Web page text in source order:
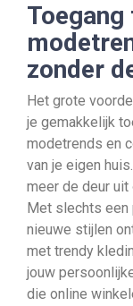
zonder
Het grote
je gemakkelijk
modetrends en
van je eigen
meer de deur
Met slechts een
nieuwe stijlen
met trendy
jouw
die online